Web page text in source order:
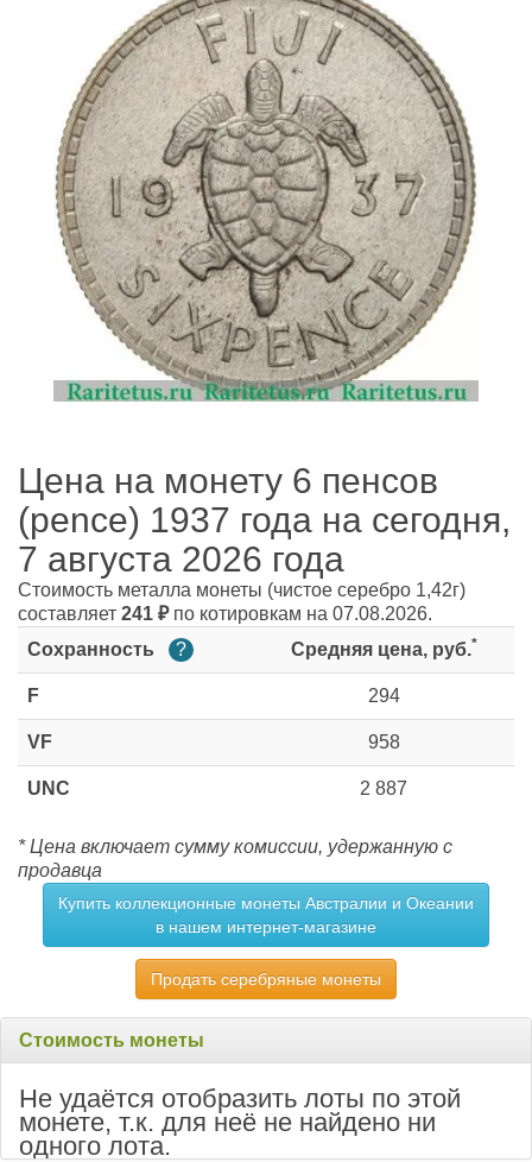
Цена на монету 6 пенсов
(pence) 1937 года на сегодня,
7 августа 2026 года
Стоимость металла монеты (чистое серебро 1,42г)
составляет 241 ₽по котировкам на 07.08.2026.
Сохранность
? Средняя цена, руб.*
F 294
VF 958
UNC 2 887
* Цена включает сумму комиссии, удержанную с
продавца
Купить коллекционные монеты Австралии и Океании
в нашем интернет-магазине
Продать серебряные монеты
Стоимость монеты
Не удаётся отобразить лоты по этой
монете, т.к. для неё не найдено ни
одного лота.